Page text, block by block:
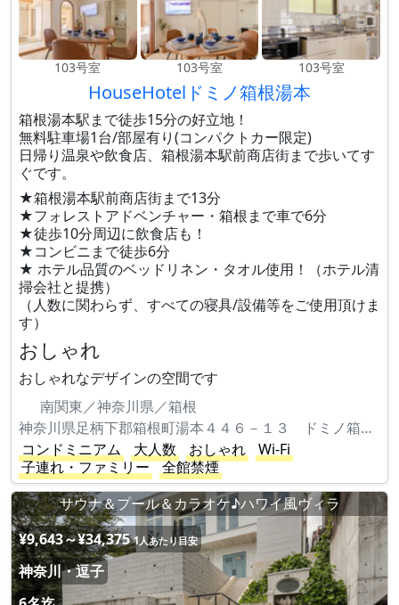
103号室 103号室 103号室
HouseHotelドミノ箱根湯本
箱根湯本駅まで徒歩15分の好立地！
無料駐車場1台/部屋有り(コンパクトカー限定)
日帰り温泉や飲食店、箱根湯本駅前商店街まで歩いてす
ぐです。
★箱根湯本駅前商店街まで13分
★フォレストアドベンチャー・箱根まで車で6分
★徒歩10分周辺に飲食店も！
★コンビニまで徒歩6分
★ ホテル品質のベッドリネン・タオル使用！（ホテル清
掃会社と提携）
（人数に関わらず、すべての寝具/設備等をご使用頂けま
す）
おしゃれ
おしゃれなデザインの空間です
南関東／神奈川県／箱根
神奈川県足柄下郡箱根町湯本４４６－１３ ドミノ箱根マンション
コンドミニアム
大人数 おしゃれ
Wi-Fi
子連れ・ファミリー
全館禁煙
サウナ＆プール＆カラオケ♪ハワイ風ヴィラ
¥9,643～¥34,375 1人あたり目安
神奈川・逗子